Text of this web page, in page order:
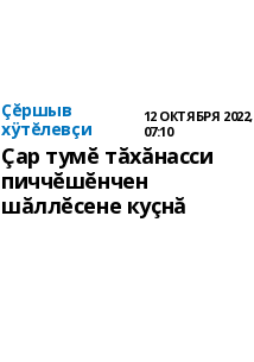
Çĕршыв
хÿтĕлевçи
12 ОКТЯБРЯ 2022,
07:10
Çар тумĕ тăхăнасси
пиччĕшĕнчен
шăллĕсене куçнă